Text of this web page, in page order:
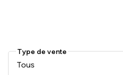
Type de vente
Tous